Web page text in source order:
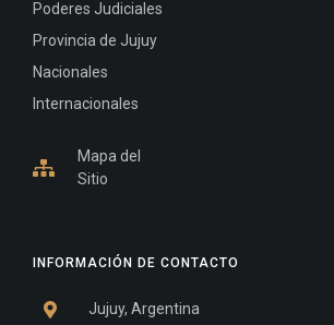
INFORMACIÓN DE CONTACTO
Jujuy, Argentina
Poderes Judiciales
Provincia de Jujuy
Nacionales
Internacionales
Mapa del
Sitio